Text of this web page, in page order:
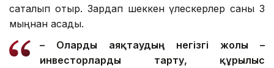
сақталып отыр. Зардап шеккен үлескерлер саны 3
мыңнан асады.
– Оларды аяқтаудың негізгі жолы –
инвесторларды тарту, құрылыс